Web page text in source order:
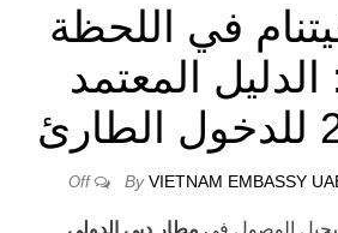
في اللحظة
الدليل المعتمد
Off By VIETNAM EMBASSY
الوصول في مطار دبي الدولي